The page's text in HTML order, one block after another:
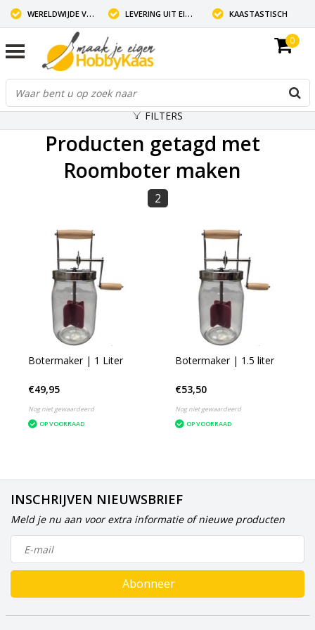
WERELDWIJDE VERZENDING LEVERING UIT EIGEN VOORRAAD KAASTASTISCH
0
FILTERS
Producten getagd met
Roomboter maken
2
Botermaker | 1 Liter
€49,95
Nog niet gewaardeerd
OP VOORRAAD
Botermaker | 1.5 liter
€53,50
Nog niet gewaardeerd
OP VOORRAAD
INSCHRIJVEN NIEUWSBRIEF
Meld je nu aan voor extra informatie of nieuwe producten
Abonneer